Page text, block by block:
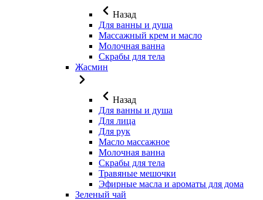
Назад
Для ванны и душа
Массажный крем и масло
Молочная ванна
Скрабы для тела
Жасмин
Назад
Для ванны и душа
Для лица
Для рук
Масло массажное
Молочная ванна
Скрабы для тела
Травяные мешочки
Эфирные масла и ароматы для дома
Зеленый чай